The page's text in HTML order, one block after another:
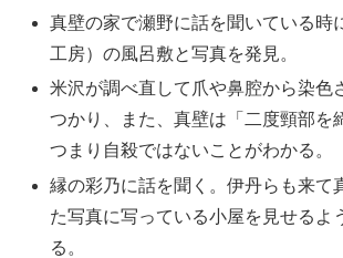
真壁の家で瀬野に話を聞いている時
工房）の風呂敷と写真を発見。
米沢が調べ直して爪や鼻腔から染色
つかり、また、真壁は「二度頸部を
つまり自殺ではないことがわかる。
縁の彩乃に話を聞く。伊丹らも来て
た写真に写っている小屋を見せるよ
る。